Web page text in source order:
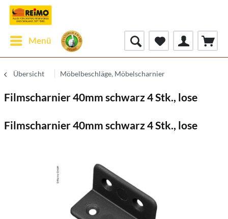
Menü
Übersicht Möbelbeschläge, Möbelscharnier
Filmscharnier 40mm schwarz 4 Stk., lose
Filmscharnier 40mm schwarz 4 Stk., lose